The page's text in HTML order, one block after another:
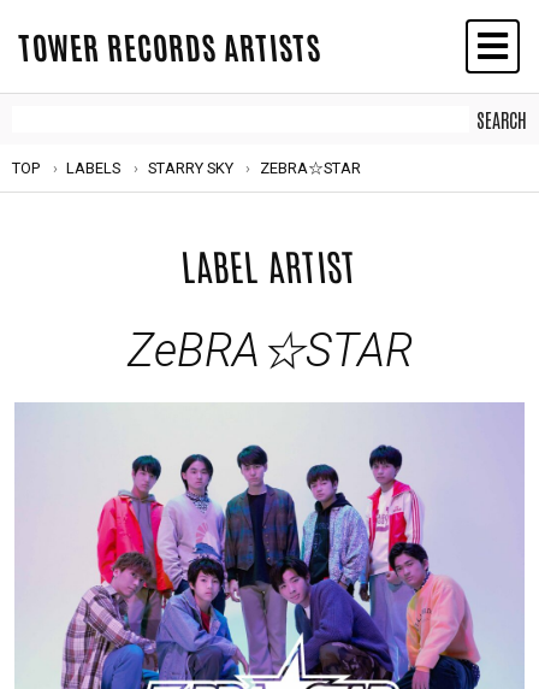
TOWER RECORDS ARTISTS
TOP LABELS STARRY SKY ZEBRA☆STAR
LABEL ARTIST
ZeBRA☆STAR